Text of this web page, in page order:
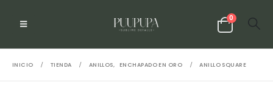
0
INICIO TIENDA ANILLOS, ENCHAPADO EN ORO ANILLO SQUARE